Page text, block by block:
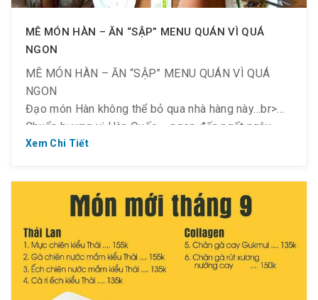
MÊ MÓN HÀN – ĂN “SẬP” MENU QUÁN VÌ QUÁ
NGON
MÊ MÓN HÀN – ĂN “SẬP” MENU QUÁN VÌ QUÁ
NGON
Đạo món Hàn không thể bỏ qua nhà hàng này…br>
Chuẩn hương vị Hàn Quốc – ngon đến ngất ngây –
ăn là mê say!
nè: Gà hầm sâm bổ dưỡng, Gà rán 4 vị “gây thương
nhớ”, Cơm trộn ngon ngon, Súp sườn bò ấm bụng,
Thịt ba chỉ nướng cuộn rau càng ăn càng mê…
Xem Chi Tiết